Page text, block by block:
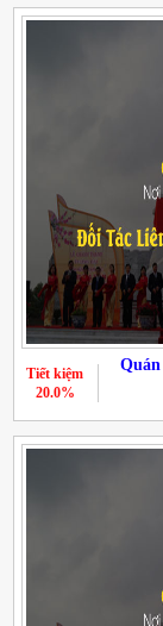
Tiết kiệm
20.0%